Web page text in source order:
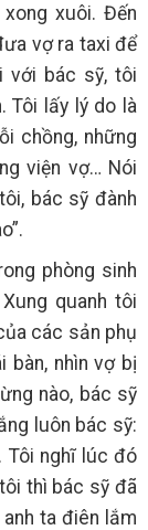
xuôi. Đến
vợ ra taxi để
với bác sỹ, tôi
Tôi lấy lý do là
chồng, những
viện vợ… Nói
bác sỹ đành
phòng sinh
quanh tôi
các sản phụ
bàn, nhìn vợ bị
nào, bác sỹ
luôn bác sỹ:
Tôi nghĩ lúc đó
thì bác sỹ đã
ta điên lắm